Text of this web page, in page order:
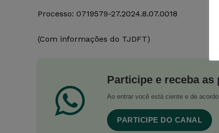
Processo: 0719579-27.2024.8.07.0018
(Com informações do TJDFT)
Participe e receba
Ao entrar você está ciente e de
PARTICIPE DO CANAL